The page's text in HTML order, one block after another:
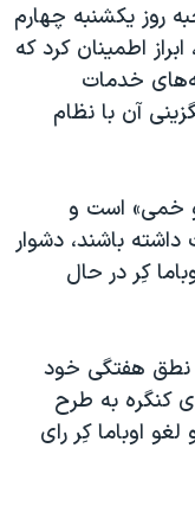
روز یکشنبه چهارم
اطمینان کرد که
خدمات
آن با نظام
و خمی» است و
باشند، دشوار
کِر در حال
نطق هفتگی خود
کنگره به طرح
اوباما کِر رای